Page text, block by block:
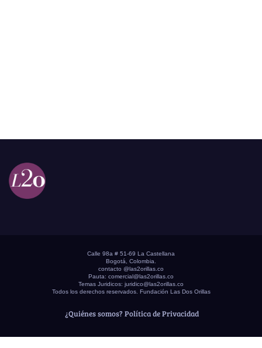
Calle 98a # 51-69 La Castellana
Bogotá, Colombia.
contacto @las2orillas.co
Pauta: comercial@las2orillas.co
Temas Juridicos: juridico@las2orillas.co
Todos los derechos reservados. Fundación Las Dos Orillas
¿Quiénes somos? Política de Privacidad